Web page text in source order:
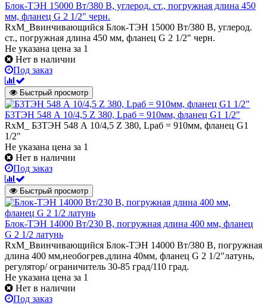
Блок-ТЭН 15000 Вт/380 В, углерод. ст., погружная длина 450
мм, фланец G 2 1/2" черн.
RxM_Ввинчивающийся Блок-ТЭН 15000 Вт/380 В, углерод.
ст., погружная длина 450 мм, фланец G 2 1/2" черн.
Не указана цена за 1
Нет в наличии
Под заказ
Быстрый просмотр
Б3ТЭН 548 А 10/4,5 Z 380, Lраб = 910мм, фланец G1 1/2"
RxM_ Б3ТЭН 548 А 10/4,5 Z 380, Lраб = 910мм, фланец G1
1/2"
Не указана цена за 1
Нет в наличии
Под заказ
Быстрый просмотр
Блок-ТЭН 14000 Вт/230 В, погружная длина 400 мм, фланец
G 2 1/2 латунь
RxM_Ввинчивающийся Блок-ТЭН 14000 Вт/380 В, погружная
длина 400 мм,необогрев.длина 40мм, фланец G 2 1/2"латунь,
регулятор/ ограничитель 30-85 град/110 град.
Не указана цена за 1
Нет в наличии
Под заказ